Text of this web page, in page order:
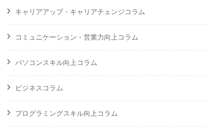
キャリアアップ・キャリアチェンジコラム
コミュニケーション・営業力向上コラム
パソコンスキル向上コラム
ビジネスコラム
プログラミングスキル向上コラム